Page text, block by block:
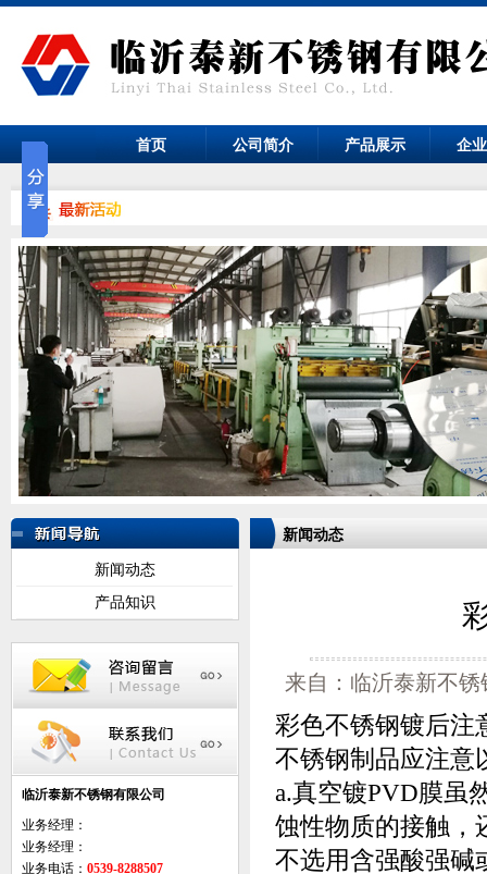
首页 公司简介 产品展示 企
新闻动态
产品知识
临沂泰新不锈钢有限公司
业务经理：
业务经理：
业务电话： 0539-8288507
新闻动态
来自：临沂泰新不
彩色不锈钢镀后注
不锈钢制品应注意
a.真空镀PVD膜虽
蚀性物质的接触，
不选用含强酸强碱